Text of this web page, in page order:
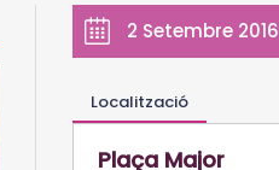
2 Setembre 2016
Localització
Plaça Major